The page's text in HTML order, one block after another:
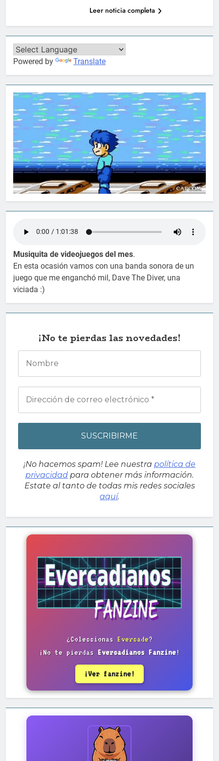
Leer noticia completa
Powered by Translate
Musiquita de videojuegos del mes.
En esta ocasión vamos con una banda sonora de un
juego que me enganchó mil, Dave The Diver, una
viciada :)
¡No te pierdas las novedades!
¡No hacemos spam! Lee nuestra política de
privacidad para obtener más información.
Estate al tanto de todas mis redes sociales
aquí.
¿Coleccionas Evercade?
¡No te pierdas Evercadianos Fanzine!
¡Ver fanzine!